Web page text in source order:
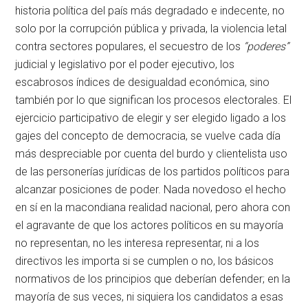
historia política del país más degradado e indecente, no
solo por la corrupción pública y privada, la violencia letal
contra sectores populares, el secuestro de los “poderes”
judicial y legislativo por el poder ejecutivo, los
escabrosos índices de desigualdad económica, sino
también por lo que significan los procesos electorales. El
ejercicio participativo de elegir y ser elegido ligado a los
gajes del concepto de democracia, se vuelve cada día
más despreciable por cuenta del burdo y clientelista uso
de las personerías jurídicas de los partidos políticos para
alcanzar posiciones de poder. Nada novedoso el hecho
en sí en la macondiana realidad nacional, pero ahora con
el agravante de que los actores políticos en su mayoría
no representan, no les interesa representar, ni a los
directivos les importa si se cumplen o no, los básicos
normativos de los principios que deberían defender; en la
mayoría de sus veces, ni siquiera los candidatos a esas